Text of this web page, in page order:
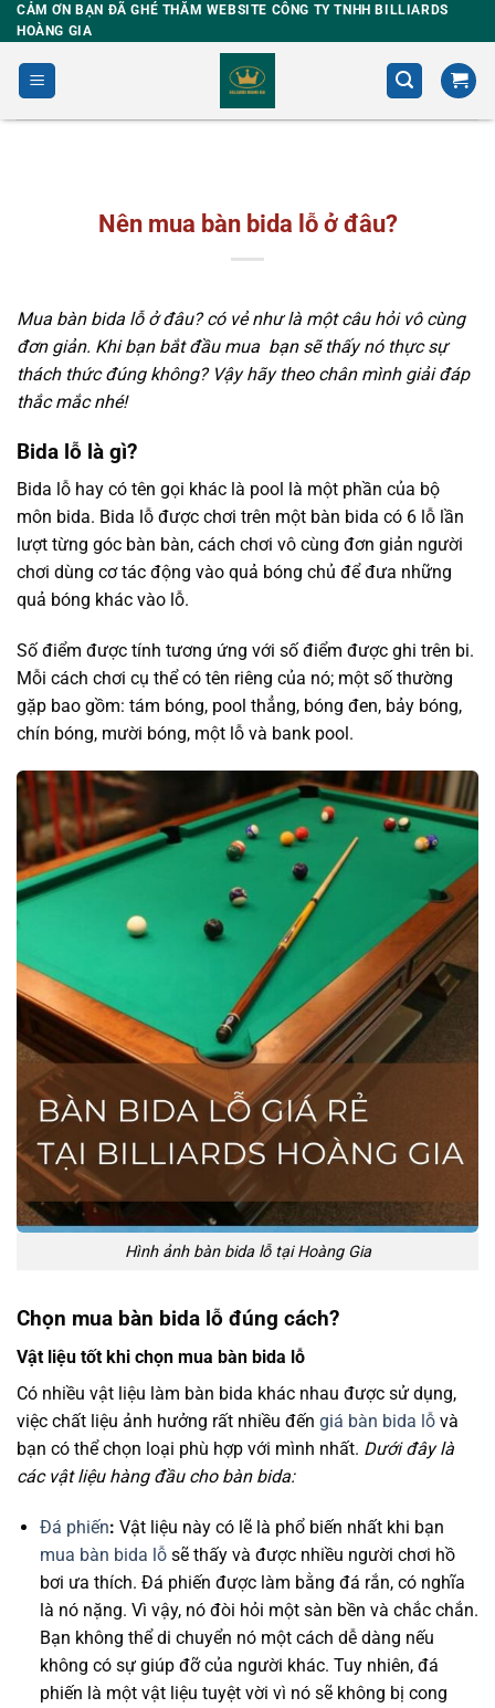
Skip
to
content
CẢM ƠN BẠN ĐÃ GHÉ THĂM WEBSITE CÔNG TY TNHH BILLIARDS
HOÀNG GIA
Nên mua bàn bida lỗ ở đâu?
Mua bàn bida lỗ ở đâu? có vẻ như là một câu hỏi vô cùng
đơn giản. Khi bạn bắt đầu mua bạn sẽ thấy nó thực sự
thách thức đúng không? Vậy hãy theo chân mình giải đáp
thắc mắc nhé!
Bida lỗ là gì?
Bida lỗ hay có tên gọi khác là pool là một phần của bộ
môn bida. Bida lỗ được chơi trên một bàn bida có 6 lỗ lần
lượt từng góc bàn bàn, cách chơi vô cùng đơn giản người
chơi dùng cơ tác động vào quả bóng chủ để đưa những
quả bóng khác vào lỗ.
Số điểm được tính tương ứng với số điểm được ghi trên bi.
Mỗi cách chơi cụ thể có tên riêng của nó; một số thường
gặp bao gồm: tám bóng, pool thẳng, bóng đen, bảy bóng,
chín bóng, mười bóng, một lỗ và bank pool.
Hình ảnh bàn bida lỗ tại Hoàng Gia
Chọn mua bàn bida lỗ đúng cách?
Vật liệu tốt khi chọn mua bàn bida lỗ
Có nhiều vật liệu làm bàn bida khác nhau được sử dụng,
việc chất liệu ảnh hưởng rất nhiều đến giá bàn bida lỗ và
bạn có thể chọn loại phù hợp với mình nhất. Dưới đây là
các vật liệu hàng đầu cho bàn bida:
Đá phiến: Vật liệu này có lẽ là phổ biến nhất khi bạn
mua bàn bida lỗ sẽ thấy và được nhiều người chơi hồ
bơi ưa thích. Đá phiến được làm bằng đá rắn, có nghĩa
là nó nặng. Vì vậy, nó đòi hỏi một sàn bền và chắc chắn.
Bạn không thể di chuyển nó một cách dễ dàng nếu
không có sự giúp đỡ của người khác. Tuy nhiên, đá
phiến là một vật liệu tuyệt vời vì nó sẽ không bị cong